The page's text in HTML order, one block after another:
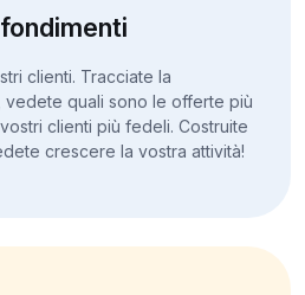
clienti. Tracciate la
quali sono le offerte più
clienti più fedeli. Costruite
crescere la vostra attività!